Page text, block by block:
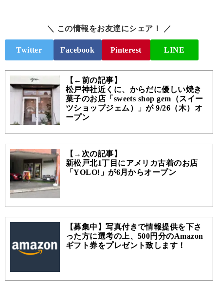
＼ この情報をお友達にシェア！ ／
Twitter Facebook Pinterest LINE
【←前の記事】
松戸神社近くに、からだに優しい焼き
菓子のお店「sweets shop gem（スイー
ツショップジェム）」が 9/26（木）オ
ープン
【→次の記事】
新松戸北1丁目にアメリカ古着のお店
「YOLO!」が6月からオープン
【募集中】写真付きで情報提供を下さ
った方に選考の上、500円分のAmazon
ギフト券をプレゼント致します！